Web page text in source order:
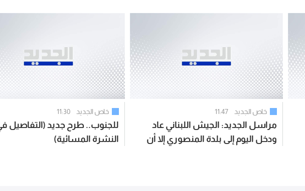
خاص الجديد 11:47
مراسل الجديد: الجيش اللبناني عاد
ودخل اليوم إلى بلدة المنصوري إلا أن
خاص الجديد 11:30
للجنوب.. طرح جديد (التفاصيل
النشرة المسائية)